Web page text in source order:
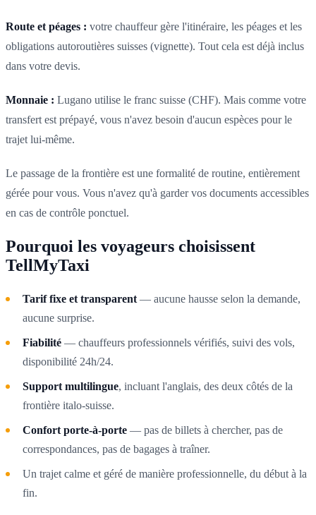
Route et péages : votre chauffeur gère l'itinéraire, les péages et les
obligations autoroutières suisses (vignette). Tout cela est déjà inclus
dans votre devis.
Monnaie : Lugano utilise le franc suisse (CHF). Mais comme votre
transfert est prépayé, vous n'avez besoin d'aucun espèces pour le
trajet lui-même.
Le passage de la frontière est une formalité de routine, entièrement
gérée pour vous. Vous n'avez qu'à garder vos documents accessibles
en cas de contrôle ponctuel.
Pourquoi les voyageurs choisissent
TellMyTaxi
Tarif fixe et transparent — aucune hausse selon la demande,
aucune surprise.
Fiabilité — chauffeurs professionnels vérifiés, suivi des vols,
disponibilité 24h/24.
Support multilingue, incluant l'anglais, des deux côtés de la
frontière italo-suisse.
Confort porte-à-porte — pas de billets à chercher, pas de
correspondances, pas de bagages à traîner.
Un trajet calme et géré de manière professionnelle, du début à la
fin.